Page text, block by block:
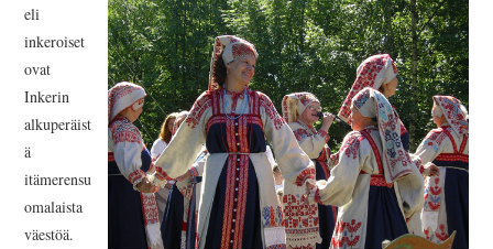
AJANKOHTAISTA
INKERILÄISET
INKERIN HISTORIA JA
KULTTUURI
INKERIN
eli
inkeroiset
ovat
Inkerin
alkuperäist
ä
itämerensu
omalaista
väestöä.